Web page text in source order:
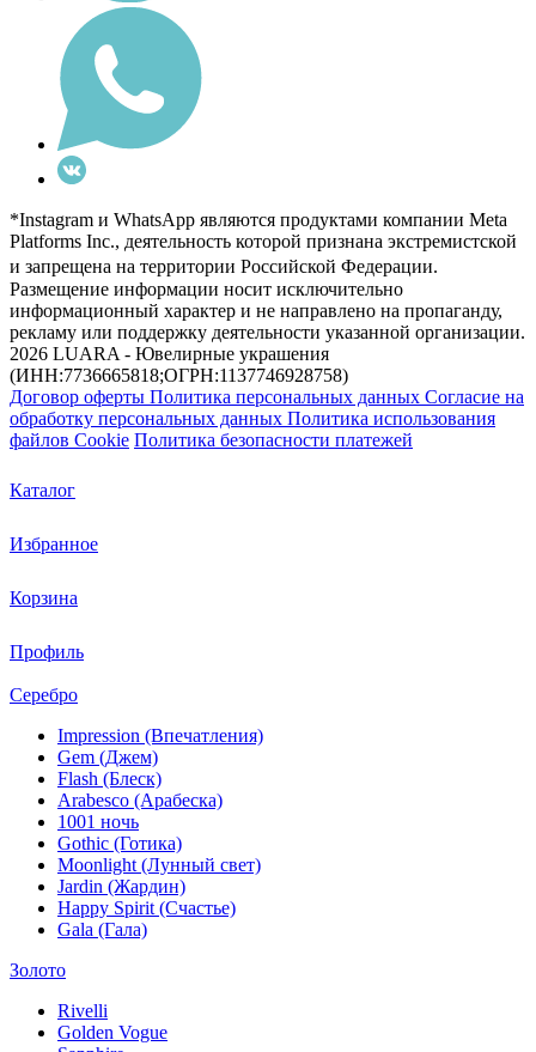
*Instagram и WhatsApp являются продуктами компании Meta
Platforms Inc., деятельность которой признана экстремистской
и запрещена на территории Российской Федерации.
Размещение информации носит исключительно
информационный характер и не направлено на пропаганду,
рекламу или поддержку деятельности указанной организации.
2026 LUARA - Ювелирные украшения
(ИНН:7736665818;ОГРН:1137746928758)
Договор оферты Политика персональных данных Согласие на
обработку персональных данных Политика использования
файлов Cookie Политика безопасности платежей
Каталог
Избранное
Корзина
Профиль
Серебро
Impression (Впечатления)
Gem (Джем)
Flash (Блеск)
Arabesco (Арабеска)
1001 ночь
Gothic (Готика)
Moonlight (Лунный свет)
Jardin (Жардин)
Happy Spirit (Счастье)
Gala (Гала)
Золото
Rivelli
Golden Vogue